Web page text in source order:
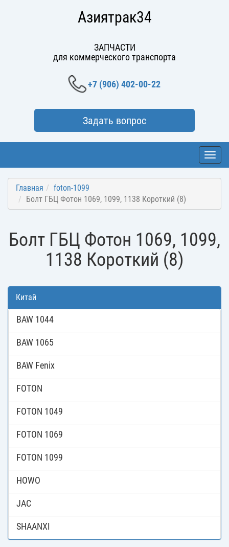
Азиятрак34
ЗАПЧАСТИ
для коммерческого транспорта
+7 (906) 402-00-22
Задать вопрос
Главная
foton-1099
Болт ГБЦ Фотон 1069, 1099, 1138 Короткий (8)
Болт ГБЦ Фотон 1069, 1099,
1138 Короткий (8)
Китай
BAW 1044
BAW 1065
BAW Fenix
FOTON
FOTON 1049
FOTON 1069
FOTON 1099
HOWO
JAC
SHAANXI